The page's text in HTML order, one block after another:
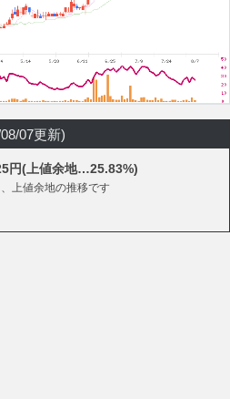
07更新)
円(上値余地…25.83%)
上値余地の推移です